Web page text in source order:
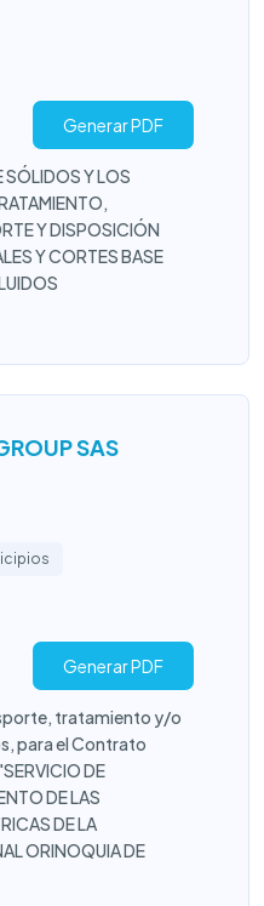
Generar PDF
SÓLIDOS Y LOS
Y DISPOSICIÓN
Y CORTES BASE
SAS
Generar PDF
tratamiento y/o
para el Contrato
DE
DE LAS
DE LA
ORINOQUIA DE